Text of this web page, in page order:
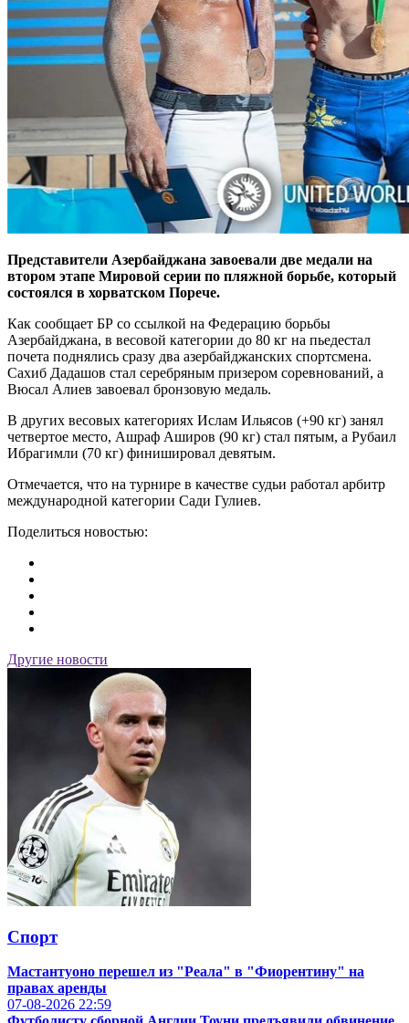
Представители Азербайджана завоевали две медали на
втором этапе Мировой серии по пляжной борьбе, который
состоялся в хорватском Порече.
Как сообщает БР со ссылкой на Федерацию борьбы
Азербайджана, в весовой категории до 80 кг на пьедестал
почета поднялись сразу два азербайджанских спортсмена.
Сахиб Дадашов стал серебряным призером соревнований, а
Вюсал Алиев завоевал бронзовую медаль.
В других весовых категориях Ислам Ильясов (+90 кг) занял
четвертое место, Ашраф Аширов (90 кг) стал пятым, а Рубаил
Ибрагимли (70 кг) финишировал девятым.
Отмечается, что на турнире в качестве судьи работал арбитр
международной категории Сади Гулиев.
Поделиться новостью:
Другие новости
Спорт
Мастантуоно перешел из "Реала" в "Фиорентину" на
правах аренды
07-08-2026 22:59